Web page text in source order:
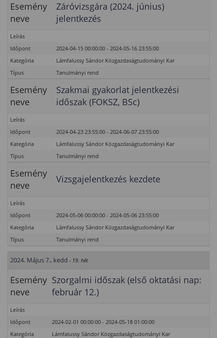
Esemény
neve
Záróvizsgára (2024. június)
jelentkezés
Leírás
Időpont
2024-04-15 00:00:00 - 2024-05-16 23:55:00
Kategória
Lámfalussy Sándor Közgazdaságtudományi Kar
Típus
Tanulmányi rend
Esemény
neve
Szakmai gyakorlat jelentkezési
időszak (FOKSZ, BSc)
Leírás
Időpont
2024-04-23 23:55:00 - 2024-06-07 23:55:00
Kategória
Lámfalussy Sándor Közgazdaságtudományi Kar
Típus
Tanulmányi rend
Esemény
neve
Vizsgajelentkezés kezdete
Leírás
Időpont
2024-05-06 00:00:00 - 2024-05-06 23:55:00
Kategória
Lámfalussy Sándor Közgazdaságtudományi Kar
Típus
Tanulmányi rend
2024. Május 7., kedd - 19. hét
Esemény
neve
Szorgalmi időszak (első oktatási nap:
február 12.)
Leírás
Időpont
2024-02-01 00:00:00 - 2024-05-18 01:00:00
Kategória
Lámfalussy Sándor Közgazdaságtudományi Kar